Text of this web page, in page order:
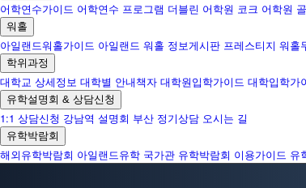
어학연수가이드 어학연수 프로그램 더블린 어학원 코크 어학원
워홀
아일랜드워홀가이드 아일랜드 워홀 정보게시판 프레스티지 워홀
학위과정
대학교 상세정보 대학별 안내책자 대학원입학가이드 대학입학가
유학설명회 & 상담신청
1:1 상담신청 강남역 설명회 부산 정기상담 오시는 길
유학박람회
해외유학박람회 아일랜드유학 국가관 유학박람회 이용가이드 유